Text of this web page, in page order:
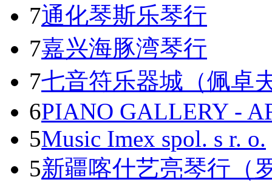
7通化琴斯乐琴行
7嘉兴海豚湾琴行
7七音符乐器城（佩卓
6PIANO GALLERY -
5Music Imex spol. s r. o.
5新疆喀什艺亮琴行（